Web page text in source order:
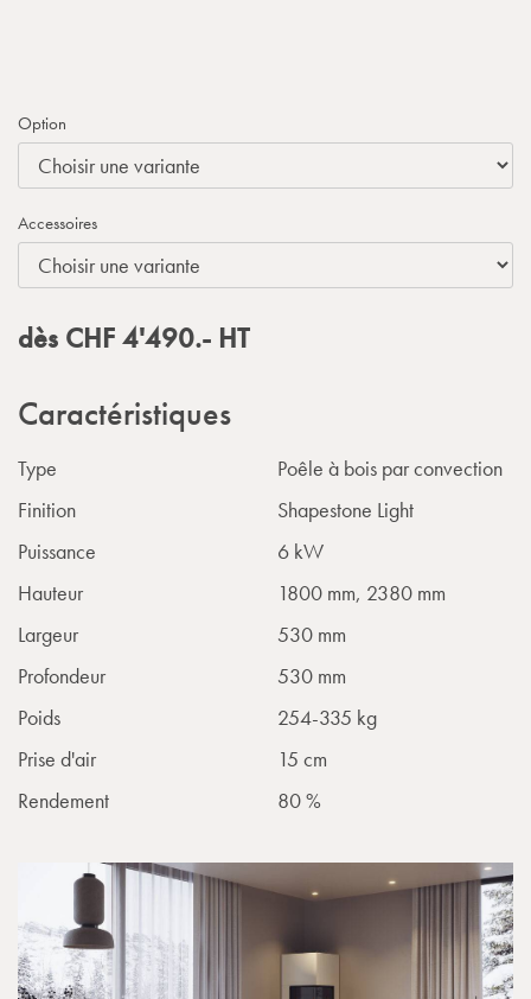
Option
Accessoires
dès CHF4'490.- HT
Caractéristiques
Type
Poêle à bois par convection
Finition
Shapestone Light
Puissance
6 kW
Hauteur
1800 mm, 2380 mm
Largeur
530 mm
Profondeur
530 mm
Poids
254-335 kg
Prise d'air
15 cm
Rendement
80 %